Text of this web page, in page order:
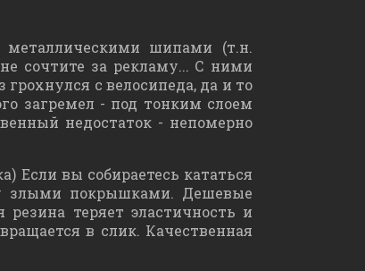
шипами (т.н.
сочтите за рекламу... С ними
с велосипеда, да и то
загремел - под тонким слоем
недостаток - непомерно
вы собираетесь кататься
злыми покрышками. Дешевые
теряет эластичность и
в слик. Качественная